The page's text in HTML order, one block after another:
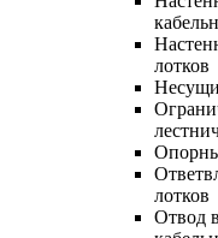
лотков
лотков
Отвод